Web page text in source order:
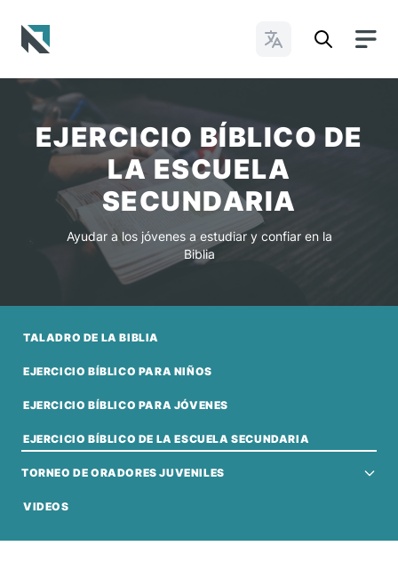
Cambiar idioma
EJERCICIO BÍBLICO DE
LA ESCUELA
SECUNDARIA
Ayudar a los jóvenes a estudiar y confiar en la
Biblia
TALADRO DE LA BIBLIA
EJERCICIO BÍBLICO PARA NIÑOS
EJERCICIO BÍBLICO PARA JÓVENES
EJERCICIO BÍBLICO DE LA ESCUELA SECUNDARIA
TORNEO DE ORADORES JUVENILES
VIDEOS